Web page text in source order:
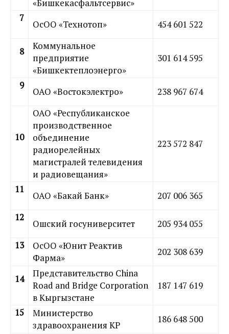
«Бишкекасфальтсервис»
7
ОсОО «Технотоп» 454 601 522
8
Коммунальное
предприятие
«Бишкектеплоэнерго»
301 614 595
9
ОАО «Востокэлектро» 238 967 674
10
ОАО «Республиканское
производственное
объединение
радиорелейных
магистралей телевидения
и радиовещания»
223 572 847
11
ОАО «Бакай Банк»
207 006 365
12
Ошский госуниверситет
205 934 055
13
ОсОО «Юнит Реактив
Фарма»
202 308 639
14
Представительство China
Road and Bridge Corporation
в Кыргызстане
187 147 619
15
Министерство
здравоохранения КР
186 648 500